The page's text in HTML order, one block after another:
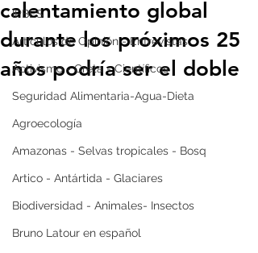
IPBES
Artículos de Opinión - Entrevistas
Activismo - Greta - Científicos
Seguridad Alimentaria-Agua-Dieta
Agroecología
Amazonas - Selvas tropicales - Bosq
Artico - Antártida - Glaciares
Biodiversidad - Animales- Insectos
Bruno Latour en español
calentamiento global
durante los próximos 25
años podría ser el doble